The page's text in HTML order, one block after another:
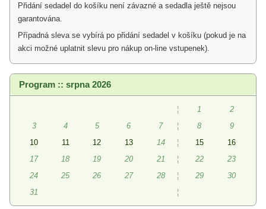
Přidání sedadel do košíku není závazné a sedadla ještě nejsou
garantována.
Případná sleva se vybírá po přidání sedadel v košíku (pokud je na
akci možné uplatnit slevu pro nákup on-line vstupenek).
Program :: srpna 2026
¦ 1
2
3
4 5 6 7 ¦ 8
9
10
11 12 13 14 ¦ 15
16
17
18 19 20 21 ¦ 22
23
24
25 26 27 28 ¦ 29
30
31
¦